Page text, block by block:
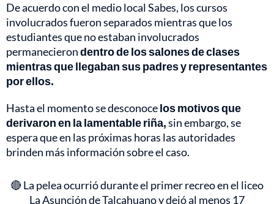
De acuerdo con el medio local Sabes, los cursos
involucrados fueron separados mientras que los
estudiantes que no estaban involucrados
permanecierondentro de los salones de clases
mientras que llegaban sus padres y representantes
por ellos.
Hasta el momento se desconocelos motivos que
derivaron en la lamentable riña,sin embargo, se
espera que en las próximas horas las autoridades
brinden más información sobre el caso.
🔴 La pelea ocurrió durante el primer recreo en el liceo
La Asunción de Talcahuano y dejó al menos 17